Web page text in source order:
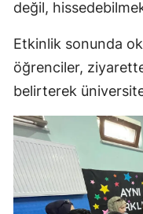
değil,
Etkinlik sonunda
öğrenciler,
belirterek